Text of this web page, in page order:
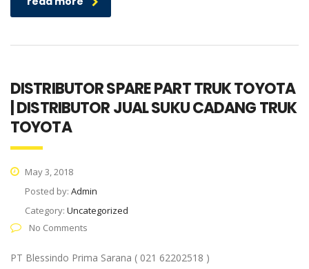
DISTRIBUTOR SPARE PART TRUK TOYOTA
| DISTRIBUTOR JUAL SUKU CADANG TRUK
TOYOTA
May 3, 2018
Posted by: Admin
Category: Uncategorized
No Comments
PT Blessindo Prima Sarana ( 021 62202518 )